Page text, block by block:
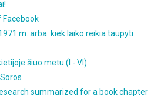
Facebook
m. arba: kiek laiko reikia taupyti
šiuo metu (I - VI)
summarized for a book chapter